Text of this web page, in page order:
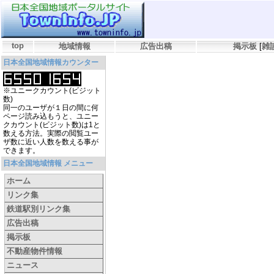
top 地域情報 広告出稿 掲示板 [雑
日本全国地域情報カウンター
※ユニークカウント(ビジット
数)
同一のユーザが１日の間に何
ページ読み込もうと、ユニー
クカウント(ビジット数)は1と
数える方法。実際の閲覧ユー
ザ数に近い人数を数える事が
できます。
日本全国地域情報 メニュー
ホーム
リンク集
鉄道駅別リンク集
広告出稿
掲示板
不動産物件情報
ニュース